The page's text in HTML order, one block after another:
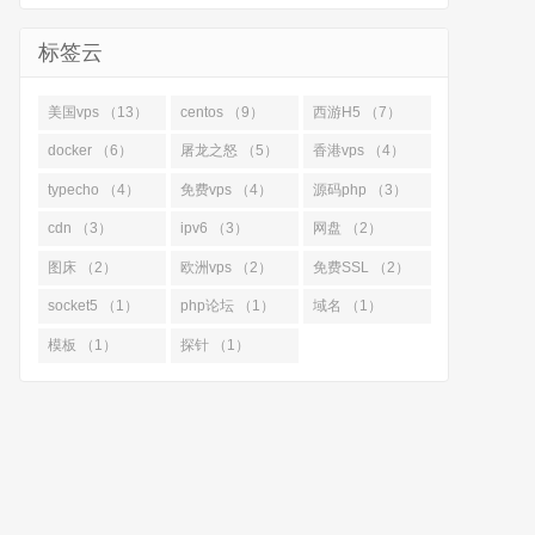
标签云
美国vps （13） centos （9） 西游H5 （7）
docker （6） 屠龙之怒 （5） 香港vps （4）
typecho （4） 免费vps （4） 源码php （3）
cdn （3） ipv6 （3） 网盘 （2）
图床 （2） 欧洲vps （2） 免费SSL （2）
socket5 （1） php论坛 （1） 域名 （1）
模板 （1） 探针 （1）